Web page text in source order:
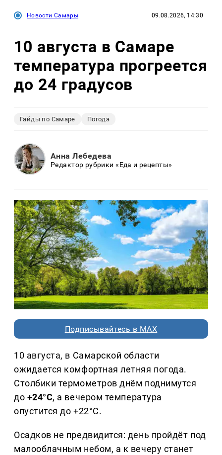
Новости Самары 09.08.2026, 14:30
10 августа в Самаре
температура прогреется
до 24 градусов
Гайды по Самаре Погода
Анна Лебедева
Редактор рубрики «Еда и рецепты»
Подписывайтесь в MAX
10 августа, в Самарской области
ожидается комфортная летняя погода.
Столбики термометров днём поднимутся
до +24°C, а вечером температура
опустится до +22°C.
Осадков не предвидится: день пройдёт под
малооблачным небом, а к вечеру станет